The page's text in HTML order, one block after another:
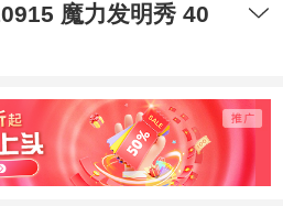
魔力发明秀 40